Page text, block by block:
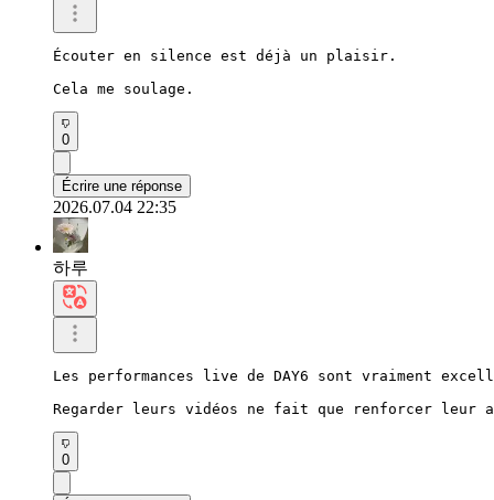
Écouter en silence est déjà un plaisir.
Cela me soulage.
0
Écrire une réponse
2026.07.04 22:35
하루
Les performances live de DAY6 sont vraiment
Regarder leurs vidéos ne fait que renforcer leur
0